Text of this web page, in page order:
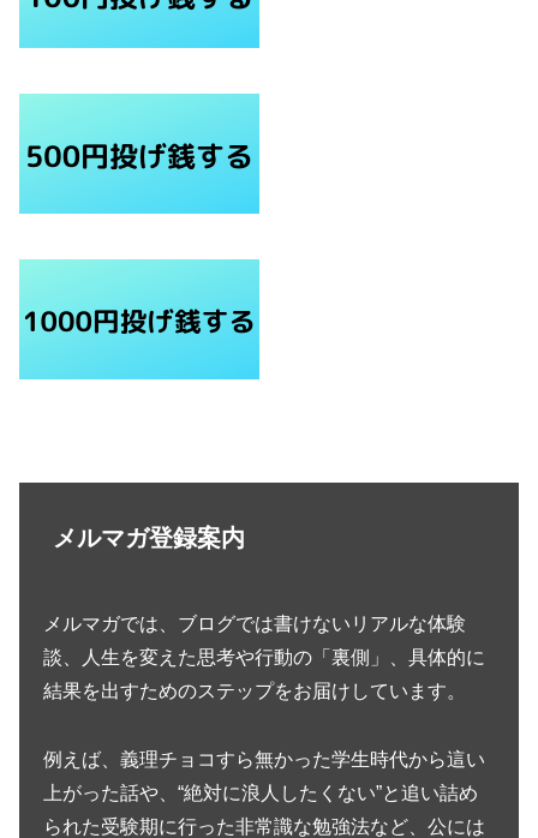
メルマガ登録案内
メルマガでは、ブログでは書けないリアルな体験
談、人生を変えた思考や行動の「裏側」、具体的に
結果を出すためのステップをお届けしています。
例えば、義理チョコすら無かった学生時代から這い
上がった話や、“絶対に浪人したくない”と追い詰め
られた受験期に行った非常識な勉強法など、公には